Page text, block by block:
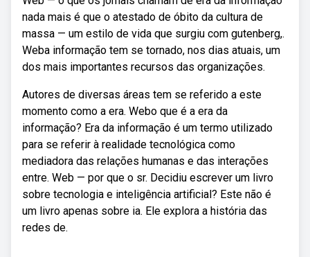
nada mais é que o atestado de óbito da cultura de
massa — um estilo de vida que surgiu com gutenberg,.
Weba informação tem se tornado, nos dias atuais, um
dos mais importantes recursos das organizações.
Autores de diversas áreas tem se referido a este
momento como a era. Webo que é a era da
informação? Era da informação é um termo utilizado
para se referir à realidade tecnológica como
mediadora das relações humanas e das interações
entre. Web — por que o sr. Decidiu escrever um livro
sobre tecnologia e inteligência artificial? Este não é
um livro apenas sobre ia. Ele explora a história das
redes de.